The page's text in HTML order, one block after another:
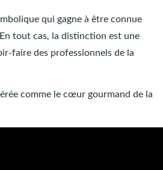
qui gagne à être connue
tout cas, la distinction est une
faire des professionnels de la
comme le cœur gourmand de la